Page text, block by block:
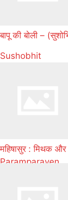
बापू की बोली –
Sushobhit
महिषासुर : मिथक
Paramparayen